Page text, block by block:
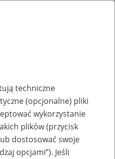
techniczne
(opcjonalne) pliki
wykorzystanie
plików (przycisk
dostosować swoje
opcjami”). Jeśli